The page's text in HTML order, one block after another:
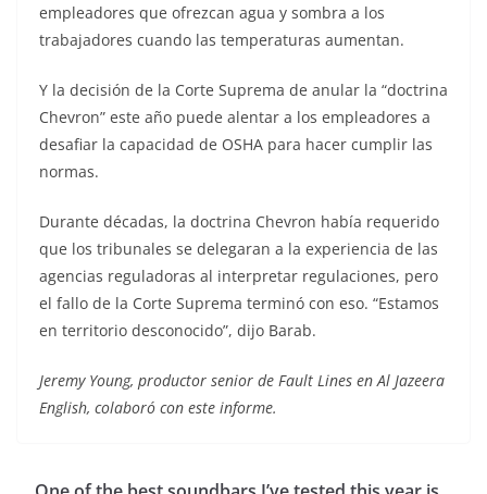
empleadores que ofrezcan agua y sombra a los
trabajadores cuando las temperaturas aumentan.
Y la decisión de la Corte Suprema de anular la “doctrina
Chevron” este año puede alentar a los empleadores a
desafiar la capacidad de OSHA para hacer cumplir las
normas.
Durante décadas, la doctrina Chevron había requerido
que los tribunales se delegaran a la experiencia de las
agencias reguladoras al interpretar regulaciones, pero
el fallo de la Corte Suprema terminó con eso. “Estamos
en territorio desconocido”, dijo Barab.
Jeremy Young, productor senior de Fault Lines en Al Jazeera
English, colaboró con este informe.